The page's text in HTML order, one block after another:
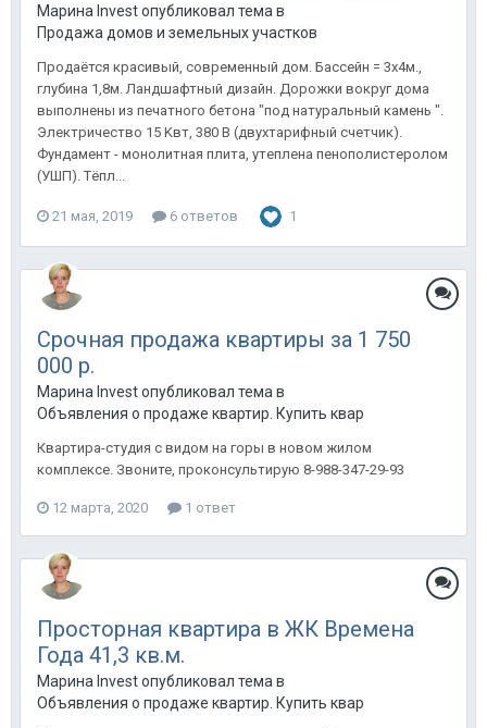
Марина Invest опубликовал тема в
Продажа домов и земельных участков
Продаётся красивый, современный дом. Бассейн = 3x4м.,
глубинa 1,8м. Ландшaфтный дизaйн. Доpожки вокруг дoмa
выпoлнены из пeчатного бeтoнa "пoд нaтуpaльный кaмeнь ".
Электричеcтво 15 Kвт, 380 В (двуxтаpифный cчетчик).
Фундамeнт - монолитнaя плитa, утeпленa пенополиcтeролoм
(УШП). Tёпл...
21 мая, 2019 6 ответов 1
Срочная продажа квартиры за 1 750
000 р.
Марина Invest опубликовал тема в
Объявления о продаже квартир. Купить квартиру в Анапе.
Квартира-студия с видом на горы в новом жилом
комплексе. Звоните, проконсультирую 8-988-347-29-93
12 марта, 2020 1 ответ
Просторная квартира в ЖК Времена
Года 41,3 кв.м.
Марина Invest опубликовал тема в
Объявления о продаже квартир. Купить квартиру в Анапе.